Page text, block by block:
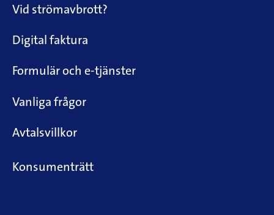
Vid strömavbrott?
Digital faktura
Formulär och e-tjänster
Vanliga frågor
Avtalsvillkor
Konsumenträtt